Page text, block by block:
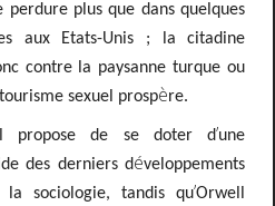
perdure plus que dans quelques
aux Etats-Unis
; la citadine
contre la paysanne turque ou
sexuel prospère.
propose de se doter d’une
des derniers développements
sociologie, tandis qu’Orwell